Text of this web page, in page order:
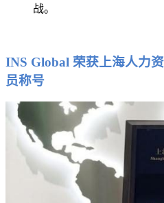
战。
INS Global 荣获上海人力
员称号